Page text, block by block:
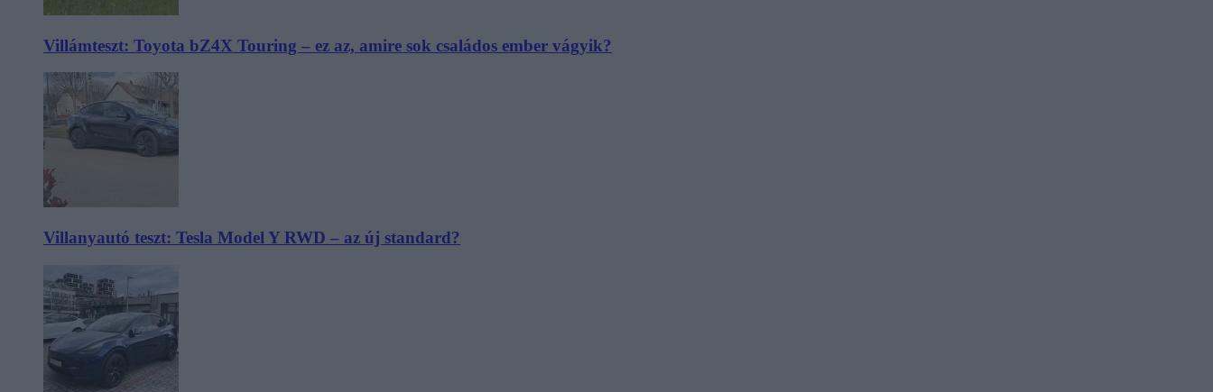
Villámteszt: Toyota bZ4X Touring – ez az, amire sok családos ember vágyik?
Villanyautó teszt: Tesla Model Y RWD – az új standard?